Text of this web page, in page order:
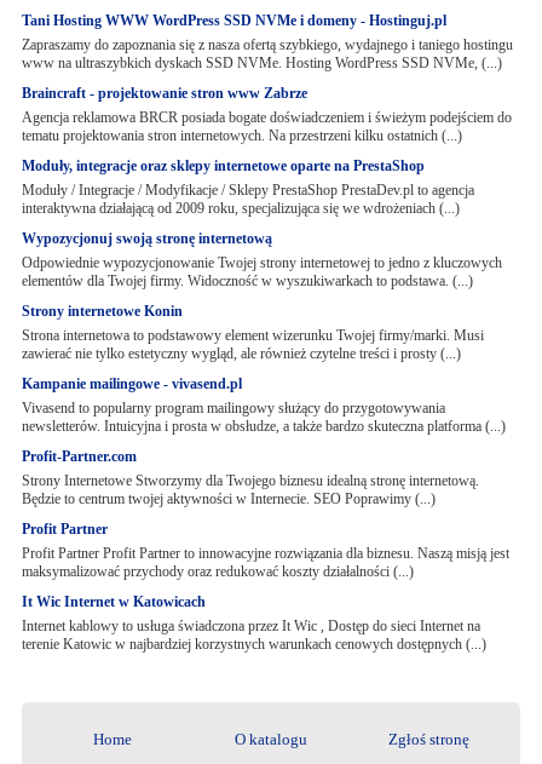
Tani Hosting WWW WordPress SSD NVMe i domeny - Hostinguj.pl
Zapraszamy do zapoznania się z nasza ofertą szybkiego, wydajnego i taniego hostingu
www na ultraszybkich dyskach SSD NVMe. Hosting WordPress SSD NVMe, (...)
Braincraft - projektowanie stron www Zabrze
Agencja reklamowa BRCR posiada bogate doświadczeniem i świeżym podejściem do
tematu projektowania stron internetowych. Na przestrzeni kilku ostatnich (...)
Moduły, integracje oraz sklepy internetowe oparte na PrestaShop
Moduły / Integracje / Modyfikacje / Sklepy PrestaShop PrestaDev.pl to agencja
interaktywna działającą od 2009 roku, specjalizująca się we wdrożeniach (...)
Wypozycjonuj swoją stronę internetową
Odpowiednie wypozycjonowanie Twojej strony internetowej to jedno z kluczowych
elementów dla Twojej firmy. Widoczność w wyszukiwarkach to podstawa. (...)
Strony internetowe Konin
Strona internetowa to podstawowy element wizerunku Twojej firmy/marki. Musi
zawierać nie tylko estetyczny wygląd, ale również czytelne treści i prosty (...)
Kampanie mailingowe - vivasend.pl
Vivasend to popularny program mailingowy służący do przygotowywania
newsletterów. Intuicyjna i prosta w obsłudze, a także bardzo skuteczna platforma (...)
Profit-Partner.com
Strony Internetowe Stworzymy dla Twojego biznesu idealną stronę internetową.
Będzie to centrum twojej aktywności w Internecie. SEO Poprawimy (...)
Profit Partner
Profit Partner Profit Partner to innowacyjne rozwiązania dla biznesu. Naszą misją jest
maksymalizować przychody oraz redukować koszty działalności (...)
It Wic Internet w Katowicach
Internet kablowy to usługa świadczona przez It Wic , Dostęp do sieci Internet na
terenie Katowic w najbardziej korzystnych warunkach cenowych dostępnych (...)
Home O katalogu Zgłoś stronę